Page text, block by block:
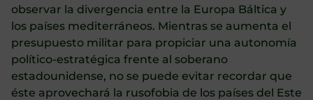
observar la divergencia entre la Europa Báltica y
los países mediterráneos. Mientras se aumenta el
presupuesto militar para propiciar una autonomía
político-estratégica frente al soberano
estadounidense, no se puede evitar recordar que
éste aprovechará la rusofobia de los países del Este